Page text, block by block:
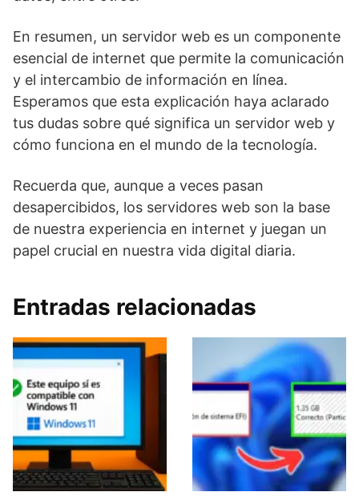
En resumen, un servidor web es un componente
esencial de internet que permite la comunicación
y el intercambio de información en línea.
Esperamos que esta explicación haya aclarado
tus dudas sobre qué significa un servidor web y
cómo funciona en el mundo de la tecnología.
Recuerda que, aunque a veces pasan
desapercibidos, los servidores web son la base
de nuestra experiencia en internet y juegan un
papel crucial en nuestra vida digital diaria.
Entradas relacionadas